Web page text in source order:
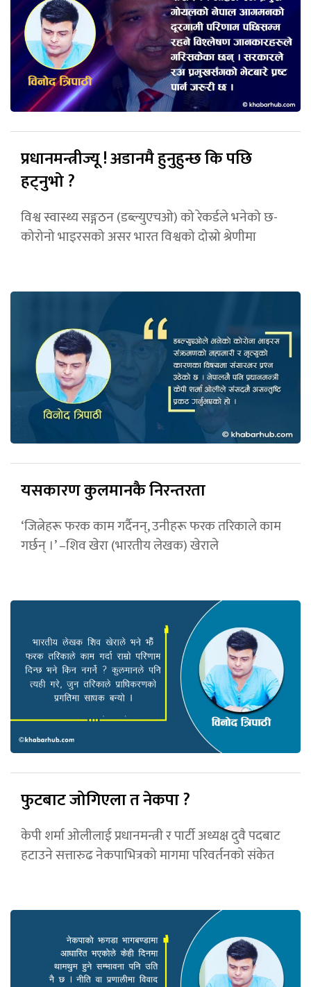
प्रधानमन्त्रीज्यू ! अडानमै हुनुहुन्छ कि पछि
हट्नुभो ?
विश्व स्वास्थ्य सङ्गठन (डब्ल्युएचओ) को रेकर्डले भनेको छ-
कोरोनो भाइरसको असर भारत विश्वको दोस्रो श्रेणीमा
यसकारण कुलमानकै निरन्तरता
‘जित्नेहरू फरक काम गर्दैनन्, उनीहरू फरक तरिकाले काम
गर्छन् ।’ –शिव खेरा (भारतीय लेखक) खेराले
फुटबाट जोगिएला त नेकपा ?
केपी शर्मा ओलीलाई प्रधानमन्त्री र पार्टी अध्यक्ष दुवै पदबाट
हटाउने सत्तारुढ नेकपाभित्रको मागमा परिवर्तनको संकेत